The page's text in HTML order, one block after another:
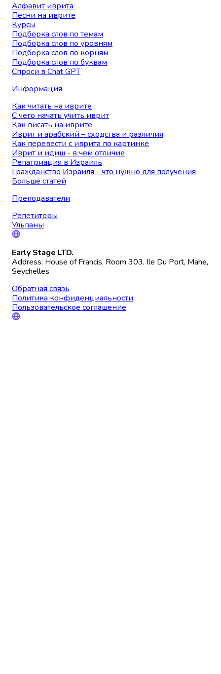
Алфавит иврита
Песни на иврите
Курсы
Подборка слов по темам
Подборка слов по уровням
Подборка слов по корням
Подборка слов по буквам
Спроси в Chat GPT
Информация
Как читать на иврите
С чего начать учить иврит
Как писать на иврите
Иврит и арабский – сходства и различия
Как перевести с иврита по картинке
Иврит и идиш - в чем отличие
Репатриация в Израиль
Гражданство Израиля - что нужно для получения
Больше статей
Преподаватели
Репетиторы
Ульпаны
Early Stage LTD.
Address: House of Francis, Room 303, Ile Du Port, Mahe,
Seychelles
Обратная связь
Политика конфиденциальности
Пользовательское соглашение